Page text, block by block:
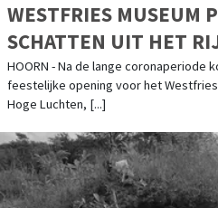
WESTFRIES MUSEUM
SCHATTEN UIT HET
TENTOONSTELLING
START
HOORN - Na de lange coronaperiode
feestelijke opening voor het
Hoge Luchten, [...]